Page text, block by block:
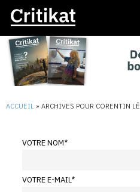
ACCUEIL » ARCHIVES POUR CORENTIN LÊ
VOTRE NOM*
VOTRE E-MAIL*